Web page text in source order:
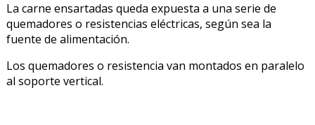
La carne ensartadas queda expuesta a una serie de
quemadores o resistencias eléctricas, según sea la
fuente de alimentación.
Los quemadores o resistencia van montados en paralelo
al soporte vertical.